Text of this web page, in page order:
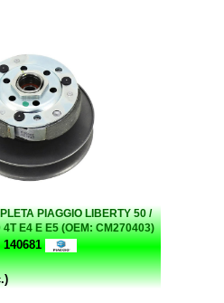
PIAGGIO LIBERTY 50 /
4T E4 E E5 (OEM: CM270403)
140681